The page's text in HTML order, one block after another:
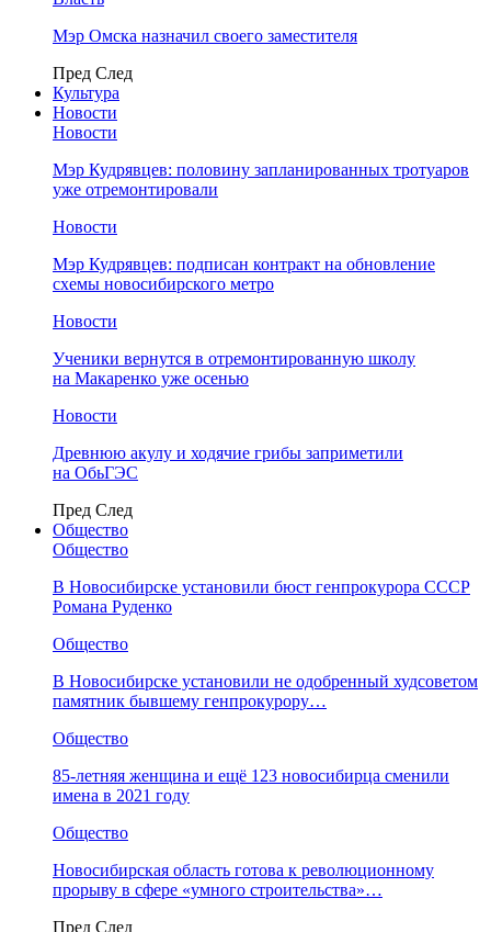
Мэр Омска назначил своего заместителя
Пред След
Культура
Новости
Новости
Мэр Кудрявцев: половину запланированных тротуаров
уже отремонтировали
Новости
Мэр Кудрявцев: подписан контракт на обновление
схемы новосибирского метро
Новости
Ученики вернутся в отремонтированную школу
на Макаренко уже осенью
Новости
Древнюю акулу и ходячие грибы заприметили
на ОбьГЭС
Пред След
Общество
Общество
В Новосибирске установили бюст генпрокурора СССР
Романа Руденко
Общество
В Новосибирске установили не одобренный худсоветом
памятник бывшему генпрокурору…
Общество
85-летняя женщина и ещё 123 новосибирца сменили
имена в 2021 году
Общество
Новосибирская область готова к революционному
прорыву в сфере «умного строительства»…
Пред След